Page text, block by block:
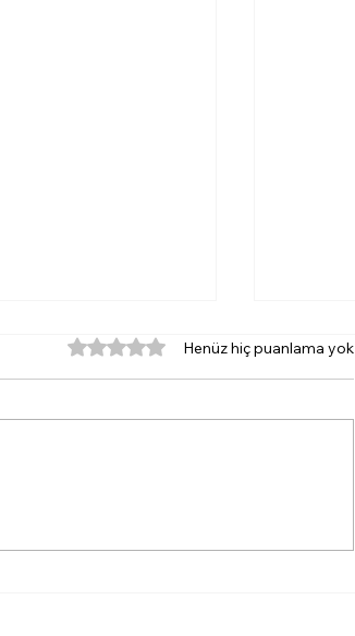
5 üzerinden 0 yıldızHenüz hiç puanlama yok